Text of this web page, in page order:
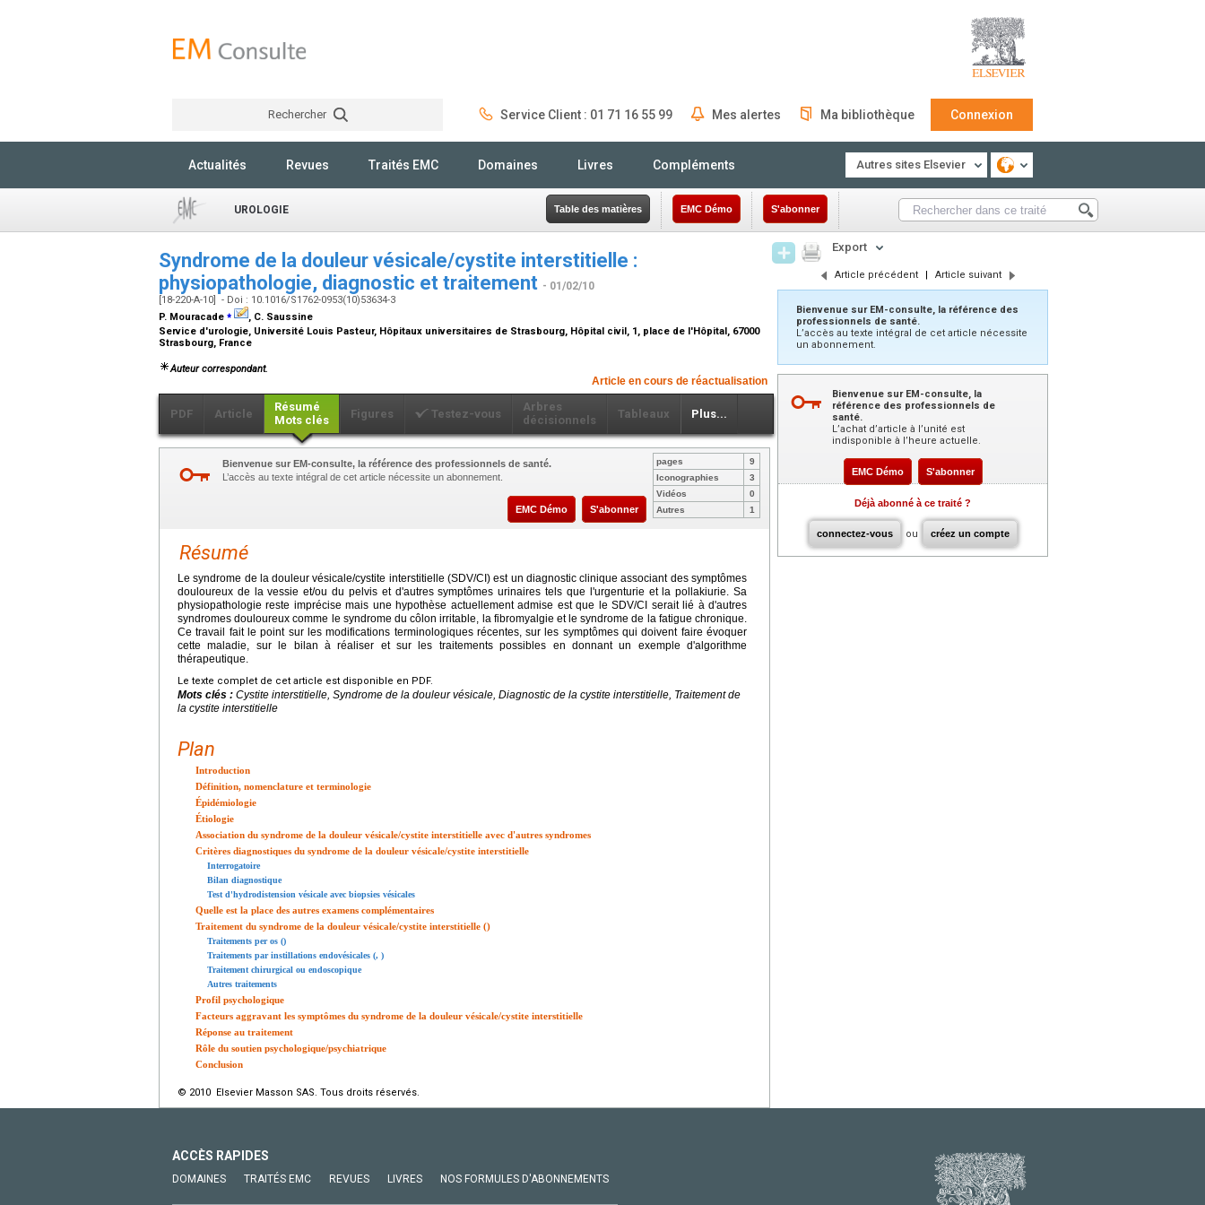
Rechercher Service Client : 01 71 16 55 99 Mes alertes Ma bibliothèque Connexion
Actualités Revues Traités EMC Domaines Livres Compléments Autres sites Elsevier
UROLOGIE Table des matières EMC Démo S'abonner
Syndrome de la douleur vésicale/cystite interstitielle :
physiopathologie, diagnostic et traitement - 01/02/10
[18-220-A-10] - Doi : 10.1016/S1762-0953(10)53634-3
P. Mouracade ⁎
, C. Saussine
Service d'urologie, Université Louis Pasteur, Hôpitaux universitaires de Strasbourg, Hôpital civil, 1, place de l'Hôpital, 67000
Strasbourg, France
Auteur correspondant.
Article en cours de réactualisation
PDF Article
Résumé
Mots clés
Figures Testez-vous
Arbres
décisionnels
Tableaux Plus...
Bienvenue sur EM-consulte, la référence des professionnels de santé.
L’accès au texte intégral de cet article nécessite un abonnement.
EMC Démo S'abonner
pages
9
Iconographies
3
Vidéos
0
Autres
1
Résumé
Le syndrome de la douleur vésicale/cystite interstitielle (SDV/CI) est un diagnostic clinique associant des symptômes
douloureux de la vessie et/ou du pelvis et d'autres symptômes urinaires tels que l'urgenturie et la pollakiurie. Sa
physiopathologie reste imprécise mais une hypothèse actuellement admise est que le SDV/CI serait lié à d'autres
syndromes douloureux comme le syndrome du côlon irritable, la fibromyalgie et le syndrome de la fatigue chronique.
Ce travail fait le point sur les modifications terminologiques récentes, sur les symptômes qui doivent faire évoquer
cette maladie, sur le bilan à réaliser et sur les traitements possibles en donnant un exemple d'algorithme
thérapeutique.
Le texte complet de cet article est disponible en PDF.
Mots clés : Cystite interstitielle, Syndrome de la douleur vésicale, Diagnostic de la cystite interstitielle, Traitement de
la cystite interstitielle
Plan
Introduction
Définition, nomenclature et terminologie
Épidémiologie
Étiologie
Association du syndrome de la douleur vésicale/cystite interstitielle avec d'autres syndromes
Critères diagnostiques du syndrome de la douleur vésicale/cystite interstitielle
Interrogatoire
Bilan diagnostique
Test d'hydrodistension vésicale avec biopsies vésicales
Quelle est la place des autres examens complémentaires
Traitement du syndrome de la douleur vésicale/cystite interstitielle ()
Traitements per os ()
Traitements par instillations endovésicales (, )
Traitement chirurgical ou endoscopique
Autres traitements
Profil psychologique
Facteurs aggravant les symptômes du syndrome de la douleur vésicale/cystite interstitielle
Réponse au traitement
Rôle du soutien psychologique/psychiatrique
Conclusion
© 2010 Elsevier Masson SAS. Tous droits réservés.
Export
Article précédent | Article suivant
Bienvenue sur EM-consulte, la référence des
professionnels de santé.
L’accès au texte intégral de cet article nécessite
un abonnement.
Bienvenue sur EM-consulte, la
référence des professionnels de
santé.
L’achat d’article à l’unité est
indisponible à l’heure actuelle.
EMC Démo S'abonner
Déjà abonné à ce traité ?
connectez-vous ou créez un compte
ACCÈS RAPIDES
DOMAINES TRAITÉS EMC REVUES LIVRES NOS FORMULES D'ABONNEMENTS